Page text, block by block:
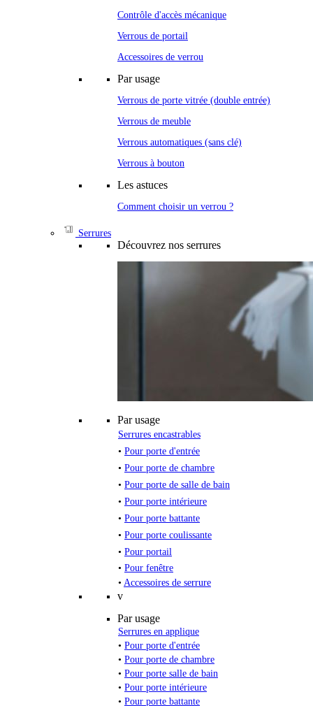
Contrôle d'accès mécanique
Verrous de portail
Accessoires de verrou
Par usage
Verrous de porte vitrée (double entrée)
Verrous de meuble
Verrous automatiques (sans clé)
Verrous à bouton
Les astuces
Comment choisir un verrou ?
Serrures
Découvrez nos serrures
Par usage
Serrures encastrables
• Pour porte d'entrée
• Pour porte de chambre
• Pour porte de salle de bain
• Pour porte intérieure
• Pour porte battante
• Pour porte coulissante
• Pour portail
• Pour fenêtre
• Accessoires de serrure
v
Par usage
Serrures en applique
• Pour porte d'entrée
• Pour porte de chambre
• Pour porte salle de bain
• Pour porte intérieure
• Pour porte battante